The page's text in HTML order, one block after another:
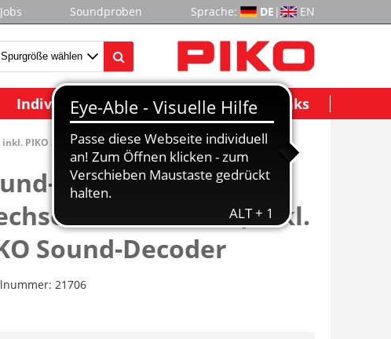
Soundproben Sprache: DE | EN
Individuelle Modelle Wichtige Links
PIKO Sound-Decoder
E-Lok BR 151 DB IV
inkl.
Sound-Decoder
21706